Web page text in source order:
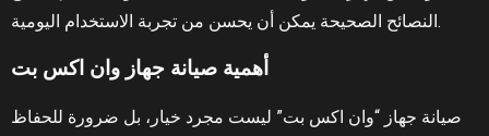
النصائح الصحيحة يمكن أن يحسن من تجربة الاستخدام اليومية.
أهمية صيانة جهاز وان اكس بت
صيانة جهاز “وان اكس بت” ليست مجرد خيار، بل ضرورة للحفاظ